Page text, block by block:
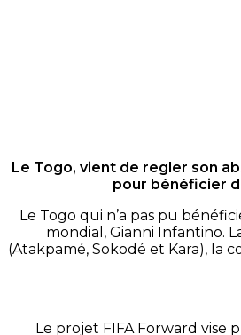
Le Togo, vient de regler son
pour bénéficier
Le Togo qui n’a pas pu
mondial, Gianni Infantino.
(Atakpamé, Sokodé et Kara),
Le projet FIFA Forward vise